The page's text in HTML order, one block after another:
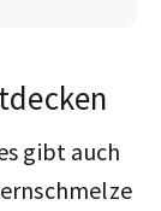
gibt auch